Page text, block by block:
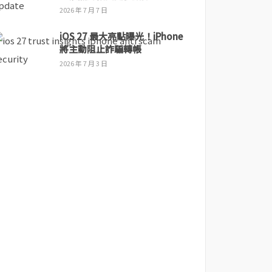
2026 年 7 月 7 日
iOS 27 最大亮點曝光！iPhone
將主動阻止詐騙轉帳
2026 年 7 月 3 日